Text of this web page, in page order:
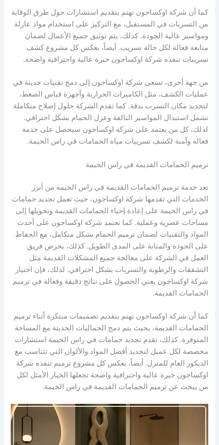
كما أن شركة اوكساجون تهتم بتقديم استشارات حول طرق الوقاية
من التسربات في المستقبل، مع التركيز على استخدام مواد عازلة
ومواسير عالية الجودة. كذلك، يتم توثيق جميع الأعمال لضمان
متابعة فعالة لكل حالة تسريب. أيضاً، يعكس كل مشروع كشف
تسريبات تنفذه شركة اوكساجون خبرة عالية واحترافية واضحة.
من جهة أخرى، تسعى شركة اوكساجون إلى دمج تقنيات حديثة في
عمليات الكشف، مثل الكاميرات الحرارية وأجهزة قياس الضغط،
لتحديد مكان التسرب بدقة. كما تقدم الشركة حلول إصلاح متكاملة
تشمل استبدال المواسير التالفة وعزل الحمام بشكل احترافي.
لذلك، كل من يعتمد على شركة اوكساجون سيحصل على خدمة
فعالة وآمنة لكشف تسريبات مياه الحمامات في راس الخيمة.
ترميم الحمامات القديمة في راس الخيمة
تعد خدمة ترميم الحمامات القديمة في راس الخيمة من أبرز
الخدمات التي تقدمها شركة اوكساجون، حيث تعمل تجديد حمامات
في راس الخيمة على إعادة إحياء الحمامات القديمة وتحويلها إلى
مساحات عصرية وعملية. كما تعتمد شركة اوكساجون على أحدث
المواد والتقنيات لضمان ترميم الحمام بشكل متكامل، مع الحفاظ
على الجودة والمتانة على المدى الطويل. كذلك، يحرص فريق
العمل في الشركة على معالجة جميع المشكلات القديمة مثل
التشققات والرطوبة والتسربات بشكل احترافي. لذلك، فإن اختيار
شركة اوكساجون يعني الحصول على نتائج دقيقة وفعالة في ترميم
الحمامات القديمة.
كما أن شركة اوكساجون تهتم بتقديم تصميمات مبتكرة أثناء ترميم
الحمامات القديمة، بحيث يتم دمج الجماليات الحديثة مع المساحة
المتوفرة. كذلك، تقدم تجديد حمامات في راس الخيمة استشارات
مخصصة لكل عميل لتحديد أفضل المواد والألوان التي تتناسب مع
الديكور العام للمنزل. أيضاً، يعكس كل مشروع ترميم تنفذه شركة
اوكساجون خبرة عالية واحترافية واضحة تجعلها الخيار الأمثل لكل
من يبحث عن ترميم الحمامات القديمة في راس الخيمة.